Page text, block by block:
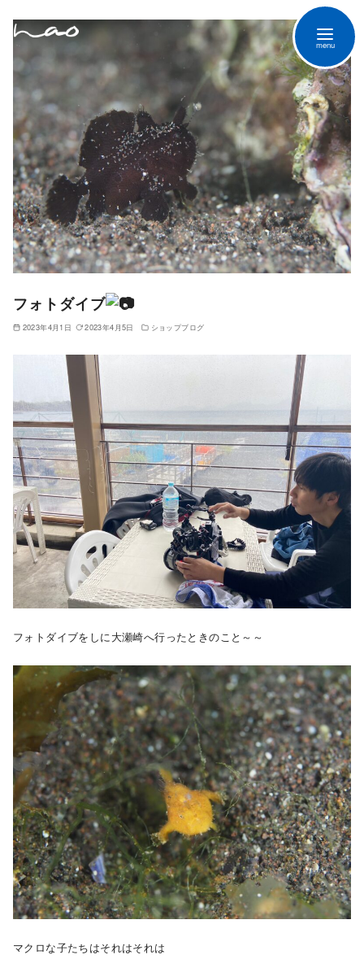
フォトダイブ
2023年4月1日 2023年4月5日 ショップブログ
フォトダイブをしに大瀬崎へ行ったときのこと～～
マクロな子たちはそれはそれは